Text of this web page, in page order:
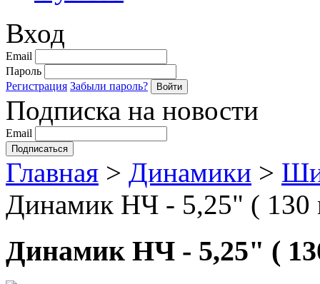
Вход
Email
Пароль
Регистрация Забыли пароль?
Подписка на новости
Email
Главная > Динамики >
Динамик НЧ - 5,25" ( 130
Динамик НЧ - 5,25" (